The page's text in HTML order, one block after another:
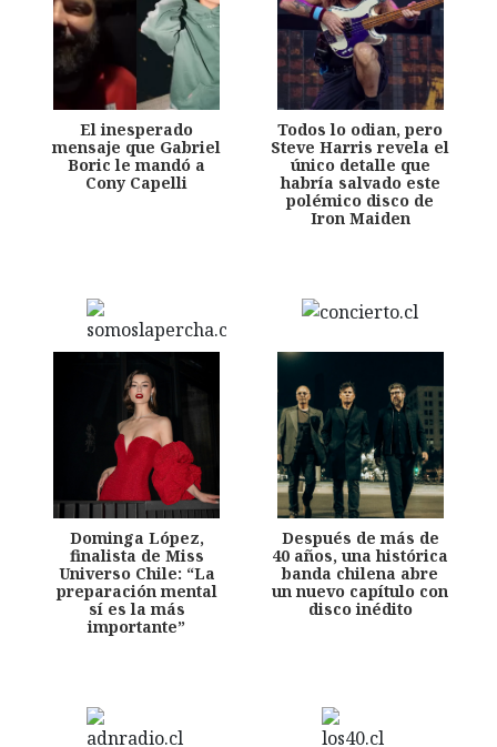
El inesperado
mensaje que Gabriel
Boric le mandó a
Cony Capelli
Todos lo odian, pero
Steve Harris revela el
único detalle que
habría salvado este
polémico disco de
Iron Maiden
Dominga López,
finalista de Miss
Universo Chile: “La
preparación mental
sí es la más
importante”
Después de más de
40 años, una histórica
banda chilena abre
un nuevo capítulo con
disco inédito